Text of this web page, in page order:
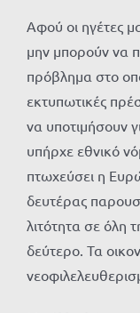
Αφού οι ηγέτες
μην μπορούν να
πρόβλημα στο
εκτυπωτικές
να υποτιμήσουν
υπήρχε εθνικό
πτωχεύσει η
δευτέρας
λιτότητα σε όλη
δεύτερο. Τα